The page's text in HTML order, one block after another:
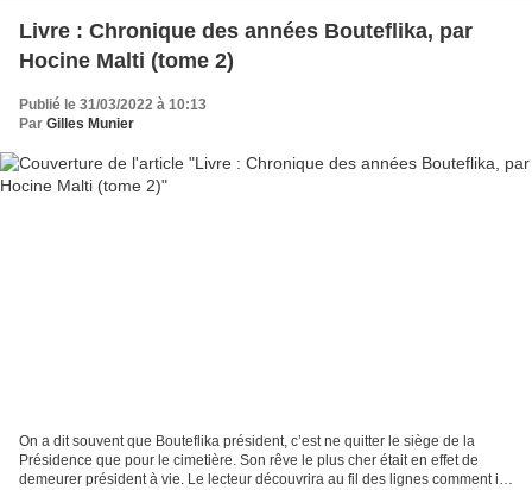
Livre : Chronique des années Bouteflika, par
Hocine Malti (tome 2)
Publié le 31/03/2022 à 10:13
Par Gilles Munier
On a dit souvent que Bouteflika président, c’est ne quitter le siège de la
Présidence que pour le cimetière. Son rêve le plus cher était en effet de
demeurer président à vie. Le lecteur découvrira au fil des lignes comment il